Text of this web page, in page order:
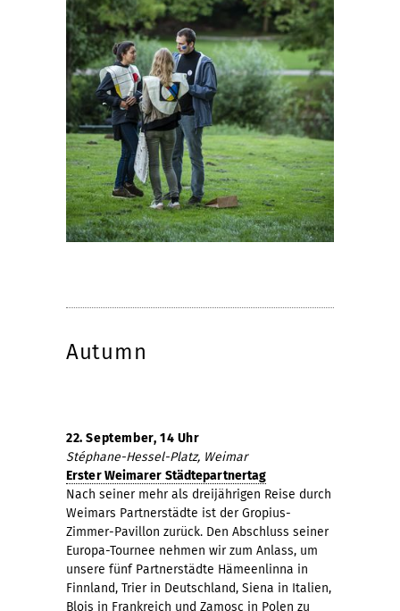
Autumn
22. September, 14 Uhr
Stéphane-Hessel-Platz, Weimar
Erster Weimarer Städtepartnertag
Nach seiner mehr als dreijährigen Reise durch
Weimars Partnerstädte ist der Gropius-
Zimmer-Pavillon zurück. Den Abschluss seiner
Europa-Tournee nehmen wir zum Anlass, um
unsere fünf Partnerstädte Hämeenlinna in
Finnland, Trier in Deutschland, Siena in Italien,
Blois in Frankreich und Zamosc in Polen zu